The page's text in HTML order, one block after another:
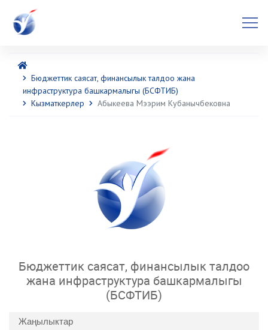
Бюджеттик саясат, финансылык талдоо жана
инфраструктура башкармалыгы (БСФТИБ)
Кызматкерлер
Абыкеева Мээрим Кубанычбековна
Бюджеттик саясат, финансылык талдоо
жана инфраструктура башкармалыгы
(БСФТИБ)
Жаңылыктар